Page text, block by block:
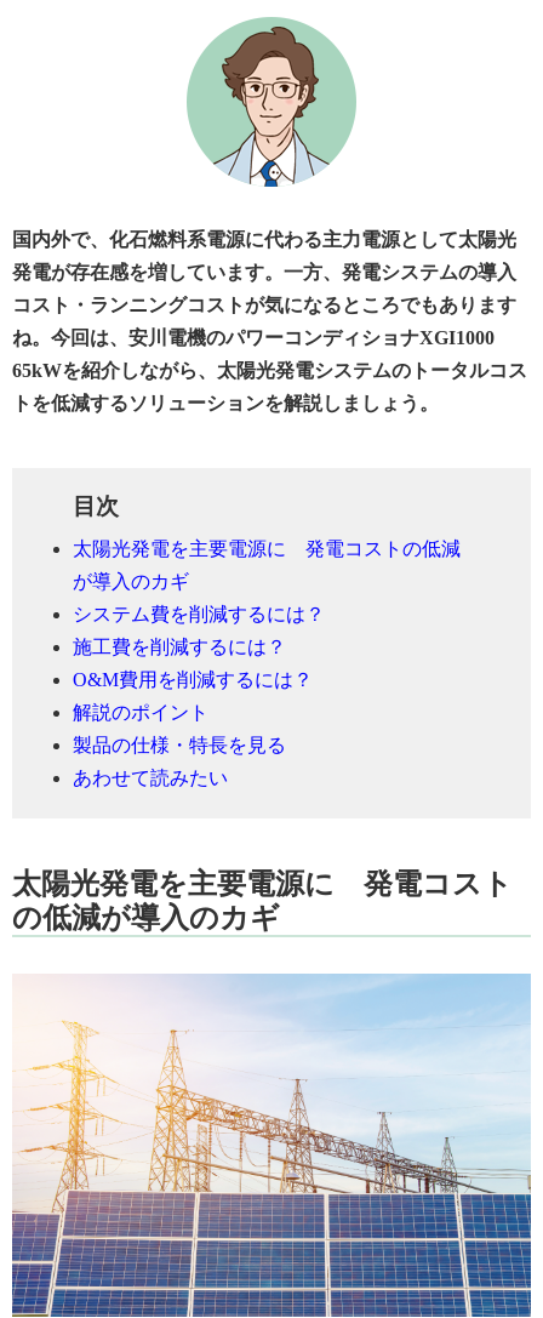
国内外で、化石燃料系電源に代わる主力電源として太陽光
発電が存在感を増しています。一方、発電システムの導入
コスト・ランニングコストが気になるところでもあります
ね。今回は、安川電機のパワーコンディショナXGI1000
65kWを紹介しながら、太陽光発電システムのトータルコス
トを低減するソリューションを解説しましょう。
目次
太陽光発電を主要電源に 発電コストの低減
が導入のカギ
システム費を削減するには？
施工費を削減するには？
O&M費用を削減するには？
解説のポイント
製品の仕様・特長を見る
あわせて読みたい
太陽光発電を主要電源に 発電コスト
の低減が導入のカギ